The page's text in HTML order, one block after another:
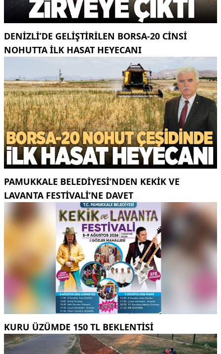
DENIZLI’DE GELIŞTIRILEN BORSA-20 CINSI
NOHUTTA ILK HASAT HEYECANI
PAMUKKALE BELEDIYESI’NDEN KEKIK VE
LAVANTA FESTIVALI’NE DAVET
KURU ÜZÜMDE 150 TL BEKLENTISI